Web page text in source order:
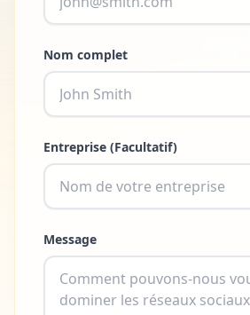
Nom complet
Entreprise (Facultatif)
Message